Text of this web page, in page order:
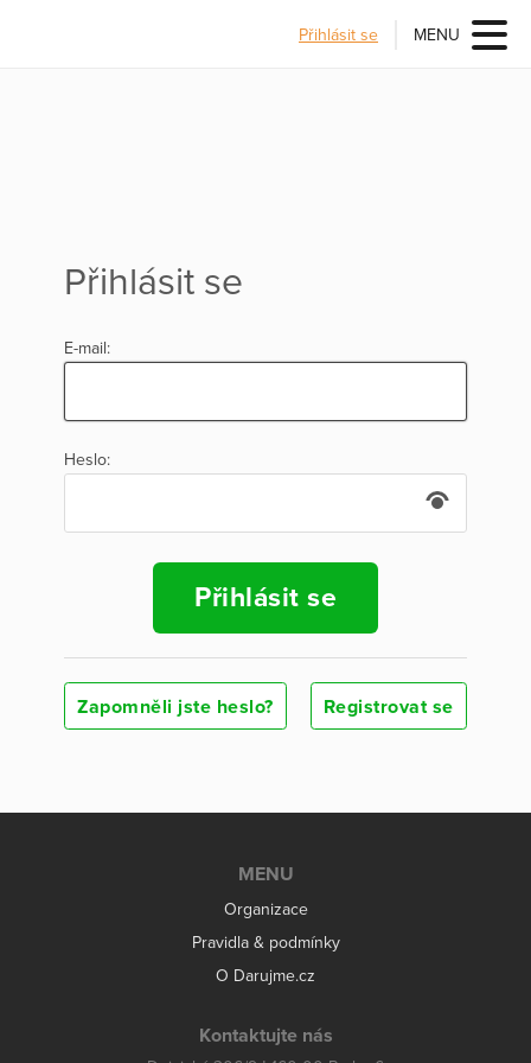
Přihlásit se MENU
Přihlásit se
E-mail:
Heslo:
Přihlásit se
Zapomněli jste heslo? Registrovat se
MENU
Organizace
Pravidla & podmínky
O Darujme.cz
Kontaktujte nás